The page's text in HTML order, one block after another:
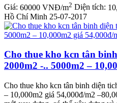
Giá: 60000 VNĐ/m2 Diện tích:
Hồ Chí Minh 25-07-2017
Cho thue kho kcn tân
2000m2 -.. 5000m2 –
Cho thue kho kcn tân binh diện
– 10,000m2 giá 54,000đ/m2